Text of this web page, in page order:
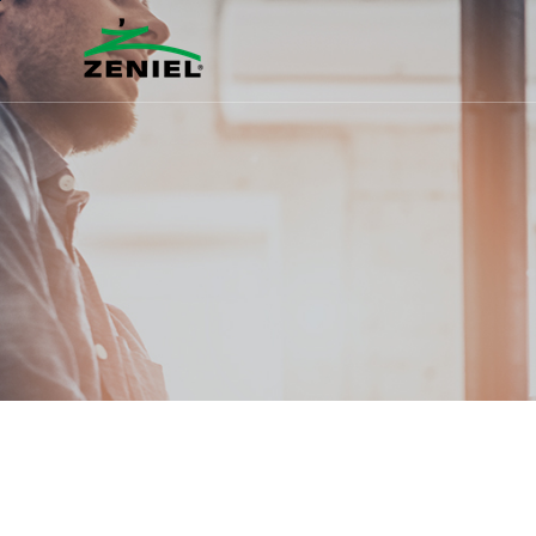
본문바로가기